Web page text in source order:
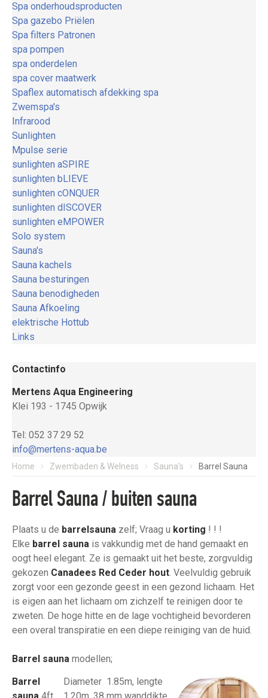
Spa onderhoudsproducten
Spa gazebo Priëlen
Spa filters Patronen
spa pompen
spa onderdelen
spa cover maatwerk
Spaflex automatisch afdekking spa
Zwemspa's
Infrarood
Sunlighten
Mpulse serie
sunlighten aSPIRE
sunlighten bLIEVE
sunlighten cONQUER
sunlighten dISCOVER
sunlighten eMPOWER
Solo system
Sauna's
Sauna kachels
Sauna besturingen
Sauna benodigheden
Sauna Afkoeling
elektrische Hottub
Links
Contactinfo
Mertens Aqua Engineering
Klei 193 - 1745 Opwijk
Tel: 052 37 29 52
info@mertens-aqua.be
Home Zwembaden & Welness Sauna's Barrel Sauna
Barrel Sauna / buiten sauna
Plaats u de barrelsauna zelf; Vraag u korting ! ! !
Elke barrel sauna is vakkundig met de hand gemaakt en
oogt heel elegant. Ze is gemaakt uit het beste, zorgvuldig
gekozen Canadees Red Ceder hout. Veelvuldig gebruik
zorgt voor een gezonde geest in een gezond lichaam. Het
is eigen aan het lichaam om zichzelf te reinigen door te
zweten. De hoge hitte en de lage vochtigheid bevorderen
een overal transpiratie en een diepe reiniging van de huid.
Barrel sauna modellen;
Barrel
Diameter 1.85m, lengte